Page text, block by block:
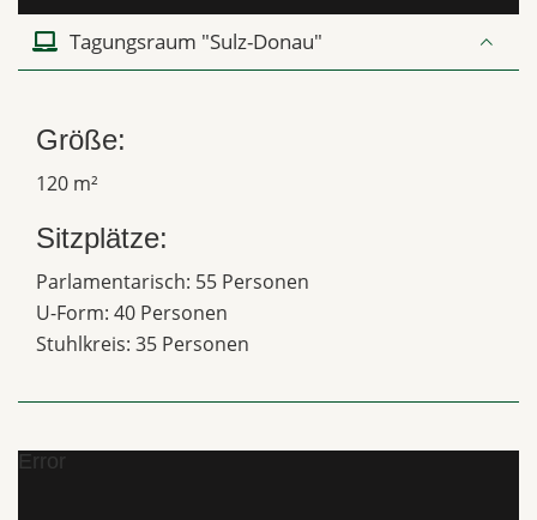
Tagungsraum "Sulz-Donau"
Größe:
120 m²
Sitzplätze:
Parlamentarisch: 55 Personen
U-Form: 40 Personen
Stuhlkreis: 35 Personen
Error